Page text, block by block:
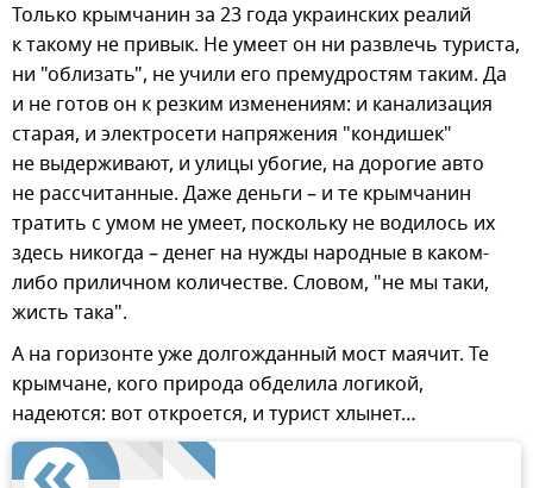
Только крымчанин за 23 года украинских реалий
к такому не привык. Не умеет он ни развлечь туриста,
ни "облизать", не учили его премудростям таким. Да
и не готов он к резким изменениям: и канализация
старая, и электросети напряжения "кондишек"
не выдерживают, и улицы убогие, на дорогие авто
не рассчитанные. Даже деньги – и те крымчанин
тратить с умом не умеет, поскольку не водилось их
здесь никогда – денег на нужды народные в каком-
либо приличном количестве. Словом, "не мы таки,
жисть така".
А на горизонте уже долгожданный мост маячит. Те
крымчане, кого природа обделила логикой,
надеются: вот откроется, и турист хлынет…